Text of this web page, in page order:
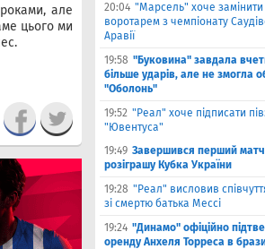
але
цього ми
20:04 "Марсель" хоче замінити
воротарем з чемпіонату
Аравії
19:58 "Буковина" завдала
більше ударів, але не змогла
"Оболонь"
19:52 "Реал" хоче підписати
"Ювентуса"
19:49 Завершився перший
розіграшу Кубка України
19:28 "Реал" висловив
зі смертю батька Мессі
19:24 "Динамо" офіційно
оренду Анхеля Торреса в